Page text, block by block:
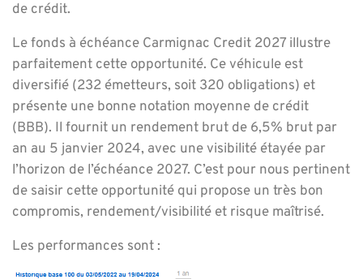
de crédit.
Le fonds à échéance Carmignac Credit 2027 illustre
parfaitement cette opportunité. Ce véhicule est
diversifié (232 émetteurs, soit 320 obligations) et
présente une bonne notation moyenne de crédit
(BBB). Il fournit un rendement brut de 6,5% brut par
an au 5 janvier 2024, avec une visibilité étayée par
l’horizon de l’échéance 2027. C’est pour nous pertinent
de saisir cette opportunité qui propose un très bon
compromis, rendement/visibilité et risque maîtrisé.
Les performances sont :